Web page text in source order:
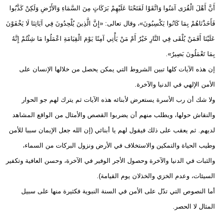
أَنَّ أَهْلَ الْقُرَى آمَنُوا وَاتَّقَوْا لَفَتَحْنَا عَلَيْهِمْ بَرَكَاتٍ مِنَ السَّمَاءِ وَالأَرْضِ وَلَكِنْ كَذَّبُوا
فَأَخَذْنَاهُمْ بِمَا كَانُوا يَكْسِبُونَ»، وقال تعالى: «إِنَّ الَّذِينَ يُلْحِدُونَ فِي آيَاتِنَا لَا يَخْفَوْنَ
عَلَيْنَا أَفَمَنْ يُلْقَى فِي النَّارِ خَيْرٌ أَمْ مَنْ يَأْتِي آمِنًا يَوْمَ الْقِيَامَةِ اعْمَلُوا مَا شِئْتُمْ إِنَّهُ
بِمَا تَعْمَلُونَ بَصِيرٌ».
إن هذه الآيات كلها تبين الشروط التي يمكن يحصل من خلالها الإنسان على
الأمن الإلهي في الدنيا والآخرة.
ولا شك أن رب الأسرة يستعرض لأبنائه هذه الآيات ثم يترك لهم جو الحوار
والنقاش حولها، ويطلب منهم أن يضربوا القصص والأمثال من الواقع المشاهد
لديهم. ثم يعقب على ذلك فيقول لهم يا أبنائي (إن الله جعل الإيمان سببا للأمن
وطيب الحياة والتمكين والاستخلاف في الأرض ونزول البركات من السماء،
والثبات في الدنيا والآخرة وحصول الأجر الوفير في الآخرة، وحسن العافية وتكفير
السيئات، وعدم الخزي والخذلان يوم القيامة).
أما النصوص التي تدّل على الأمن في السنة النبوية فكثيرة منها على سبيل
المثال لا الحصر.